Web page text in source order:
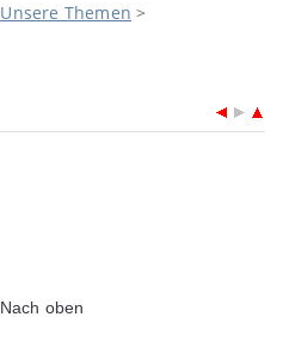
Unsere Themen >
Nach oben